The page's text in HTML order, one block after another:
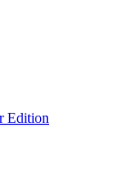
Edition